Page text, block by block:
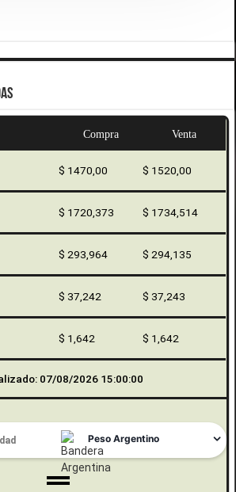
Compra Venta
$ 1470,00 $ 1520,00
$ 1720,373 $ 1734,514
$ 293,964 $ 294,135
$ 37,242 $ 37,243
$ 1,642 $ 1,642
07/08/2026 15:00:00